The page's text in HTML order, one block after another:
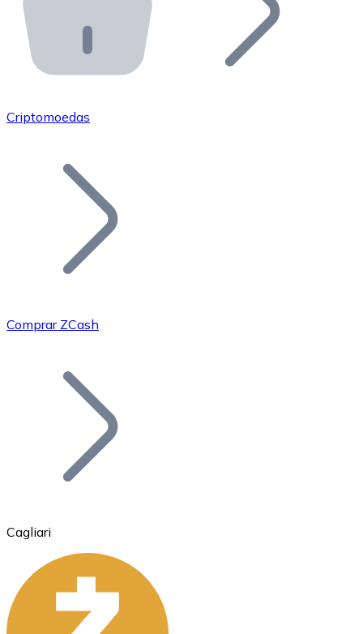
API Bitnovo
Integre nossa API no seu ecossistema.
Junte-se à nossa rede de revendedores e comercialize
Adicione o token do seu projeto ao nosso serviço de
Bitcoin
Ethereum
Criptomoedas
Comprar ZCash
Cagliari